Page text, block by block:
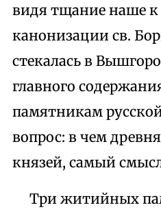
видя тщание наше к
канонизации св.
стекалась в
главного
памятникам
вопрос: в чем
князей, самый
Три житийных